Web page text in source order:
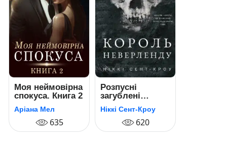
Моя неймовірна
спокуса. Книга 2
Аріана Мел
635
Розпусні
загублені
хлопці. Книга 1.
Король
Неверленду
Ніккі Сент-Кроу
620